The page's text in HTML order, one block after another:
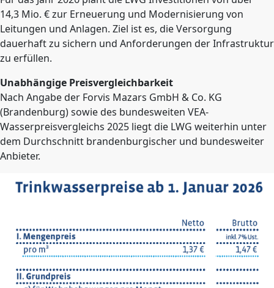
14,3 Mio. € zur Erneuerung und Modernisierung von
Leitungen und Anlagen. Ziel ist es, die Versorgung
dauerhaft zu sichern und Anforderungen der Infrastruktur
zu erfüllen.
Unabhängige Preisvergleichbarkeit
Nach Angabe der Forvis Mazars GmbH & Co. KG
(Brandenburg) sowie des bundesweiten VEA-
Wasserpreisvergleichs 2025 liegt die LWG weiterhin unter
dem Durchschnitt brandenburgischer und bundesweiter
Anbieter.